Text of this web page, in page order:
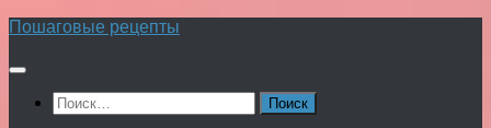
Перейти
содержимому
Пошаговые рецепты
Найти: